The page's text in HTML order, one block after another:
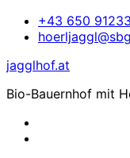
Zum
Inhalt
+43 650
jagglhof.at
Bio-Bauernhof mit